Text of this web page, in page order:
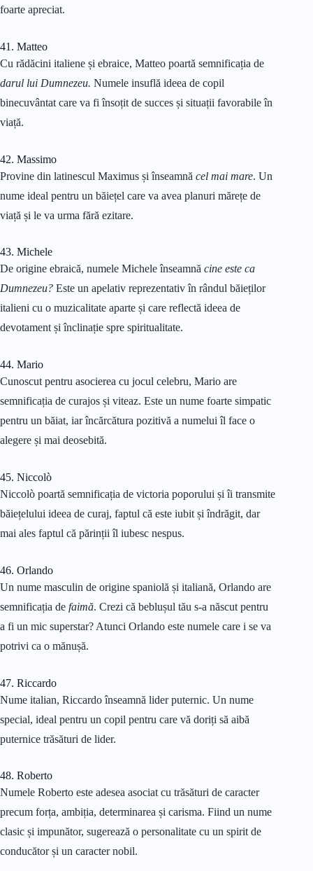
foarte apreciat.
41. Matteo
Cu rădăcini italiene și ebraice, Matteo poartă semnificația de
darul lui Dumnezeu. Numele insuflă ideea de copil
binecuvântat care va fi însoțit de succes și situații favorabile în
viață.
42. Massimo
Provine din latinescul Maximus și înseamnă cel mai mare. Un
nume ideal pentru un băiețel care va avea planuri mărețe de
viață și le va urma fără ezitare.
43. Michele
De origine ebraică, numele Michele înseamnă cine este ca
Dumnezeu? Este un apelativ reprezentativ în rândul băieților
italieni cu o muzicalitate aparte și care reflectă ideea de
devotament și înclinație spre spiritualitate.
44. Mario
Cunoscut pentru asocierea cu jocul celebru, Mario are
semnificația de curajos și viteaz. Este un nume foarte simpatic
pentru un băiat, iar încărcătura pozitivă a numelui îl face o
alegere și mai deosebită.
45. Niccolò
Niccolò poartă semnificația de victoria poporului și îi transmite
băiețelului ideea de curaj, faptul că este iubit și îndrăgit, dar
mai ales faptul că părinții îl iubesc nespus.
46. Orlando
Un nume masculin de origine spaniolă și italiană, Orlando are
semnificația de faimă. Crezi că beblușul tău s-a născut pentru
a fi un mic superstar? Atunci Orlando este numele care i se va
potrivi ca o mănușă.
47. Riccardo
Nume italian, Riccardo înseamnă lider puternic. Un nume
special, ideal pentru un copil pentru care vă doriți să aibă
puternice trăsături de lider.
48. Roberto
Numele Roberto este adesea asociat cu trăsături de caracter
precum forța, ambiția, determinarea și carisma. Fiind un nume
clasic și impunător, sugerează o personalitate cu un spirit de
conducător și un caracter nobil.